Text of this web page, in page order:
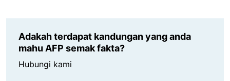
Adakah terdapat kandungan yang anda
mahu AFP semak fakta?
Hubungi kami